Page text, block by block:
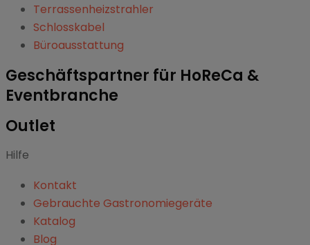
Terrassenheizstrahler
Schlosskabel
Büroausstattung
Geschäftspartner für HoReCa &
Eventbranche
Outlet
Hilfe
Kontakt
Gebrauchte Gastronomiegeräte
Katalog
Blog